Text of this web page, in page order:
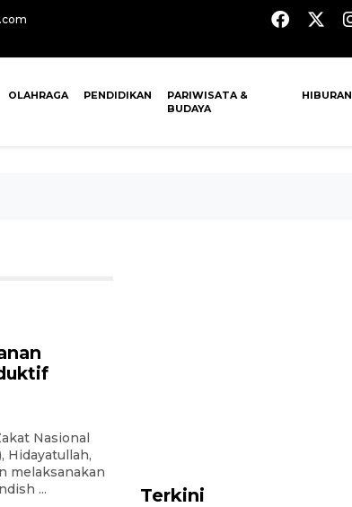
OLAHRAGA PENDIDIKAN
PARIWISATA &
BUDAYA
HIBURAN
Nasional
Hidayatullah,
melaksanakan
...
Terkini